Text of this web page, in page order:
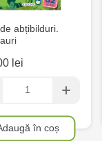
abțibilduri.
lei
în coș